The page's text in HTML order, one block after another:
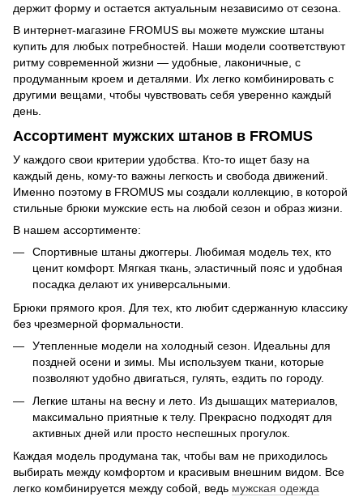
держит форму и остается актуальным независимо от сезона.
В интернет-магазине FROMUS вы можете мужские штаны
купить для любых потребностей. Наши модели соответствуют
ритму современной жизни — удобные, лаконичные, с
продуманным кроем и деталями. Их легко комбинировать с
другими вещами, чтобы чувствовать себя уверенно каждый
день.
Ассортимент мужских штанов в FROMUS
У каждого свои критерии удобства. Кто-то ищет базу на
каждый день, кому-то важны легкость и свобода движений.
Именно поэтому в FROMUS мы создали коллекцию, в которой
стильные брюки мужские есть на любой сезон и образ жизни.
В нашем ассортименте:
Спортивные штаны джоггеры. Любимая модель тех, кто
ценит комфорт. Мягкая ткань, эластичный пояс и удобная
посадка делают их универсальными.
Брюки прямого кроя. Для тех, кто любит сдержанную классику
без чрезмерной формальности.
Утепленные модели на холодный сезон. Идеальны для
поздней осени и зимы. Мы используем ткани, которые
позволяют удобно двигаться, гулять, ездить по городу.
Легкие штаны на весну и лето. Из дышащих материалов,
максимально приятные к телу. Прекрасно подходят для
активных дней или просто неспешных прогулок.
Каждая модель продумана так, чтобы вам не приходилось
выбирать между комфортом и красивым внешним видом. Все
легко комбинируется между собой, ведь мужская одежда